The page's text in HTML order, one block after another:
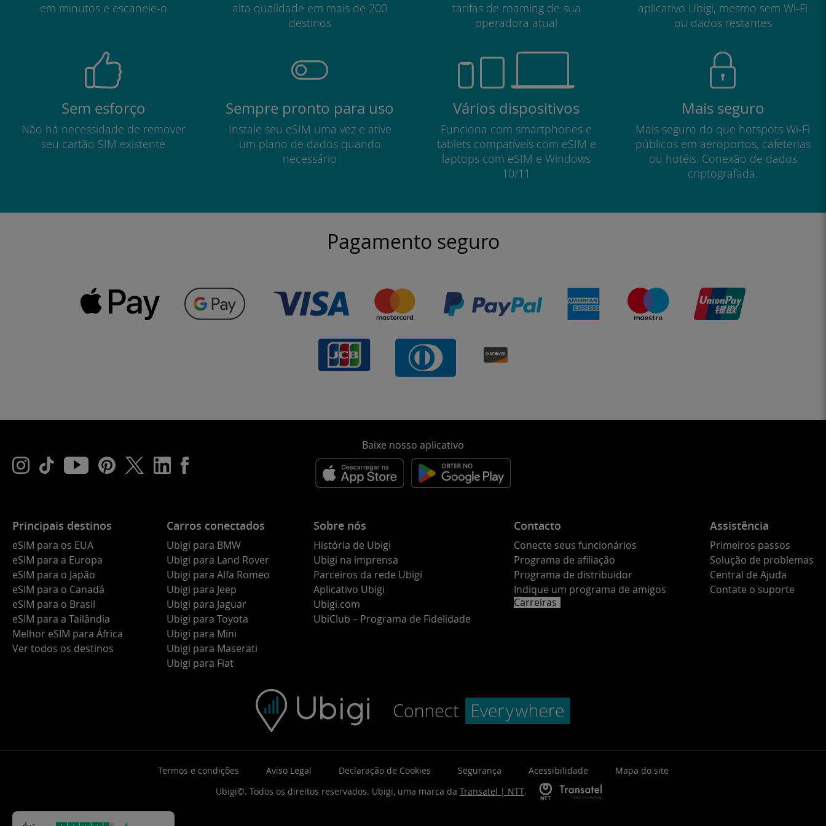
em minutos e escaneie-o
alta qualidade em mais de 200
destinos
tarifas de roaming de sua
operadora atual
aplicativo Ubigi, mesmo sem Wi-Fi
ou dados restantes
Sem esforço
Não há necessidade de remover
seu cartão SIM existente
Sempre pronto para uso
Instale seu eSIM uma vez e ative
um plano de dados quando
necessário
Vários dispositivos
Funciona com smartphones e
tablets compatíveis com eSIM e
laptops com eSIM e Windows
10/11
Mais seguro
Mais seguro do que hotspots Wi-Fi
públicos em aeroportos, cafeterias
ou hotéis. Conexão de dados
criptografada.
Pagamento seguro
Baixe nosso aplicativo
Principais destinos
eSIM para os EUA
eSIM para a Europa
eSIM para o Japão
eSIM para o Canadá
eSIM para o Brasil
eSIM para a Tailândia
Melhor eSIM para África
Ver todos os destinos
Carros conectados
Ubigi para BMW
Ubigi para Land Rover
Ubigi para Alfa Romeo
Ubigi para Jeep
Ubigi para Jaguar
Ubigi para Toyota
Ubigi para Mini
Ubigi para Maserati
Ubigi para Fiat
Sobre nós
História de Ubigi
Ubigi na imprensa
Parceiros da rede Ubigi
Aplicativo Ubigi
Ubigi.com
UbiClub – Programa de Fidelidade
Contacto
Conecte seus funcionários
Programa de afiliação
Programa de distribuidor
Indique um programa de amigos
Carreiras
Assistência
Primeiros passos
Solução de problemas
Central de Ajuda
Contate o suporte
Termos e condições Aviso Legal Declaração de Cookies Segurança Acessibilidade
Mapa do site
Ubigi©. Todos os direitos reservados. Ubigi, uma marca da Transatel | NTT.